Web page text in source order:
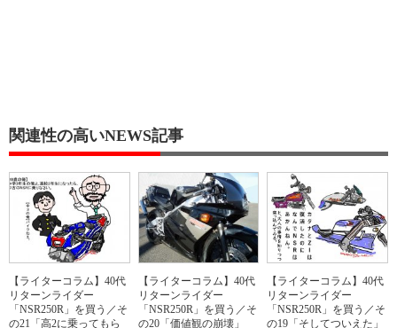
関連性の高いNEWS記事
【ライターコラム】40代
リターンライダー
「NSR250R」を買う／そ
の21「高2に乗ってもら
【ライターコラム】40代
リターンライダー
「NSR250R」を買う／そ
の20「価値観の崩壊」
【ライターコラム】40代
リターンライダー
「NSR250R」を買う／そ
の19「そしてついえた」